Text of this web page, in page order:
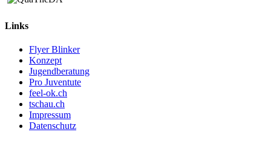
Links
Flyer Blinker
Konzept
Jugendberatung
Pro Juventute
feel-ok.ch
tschau.ch
Impressum
Datenschutz